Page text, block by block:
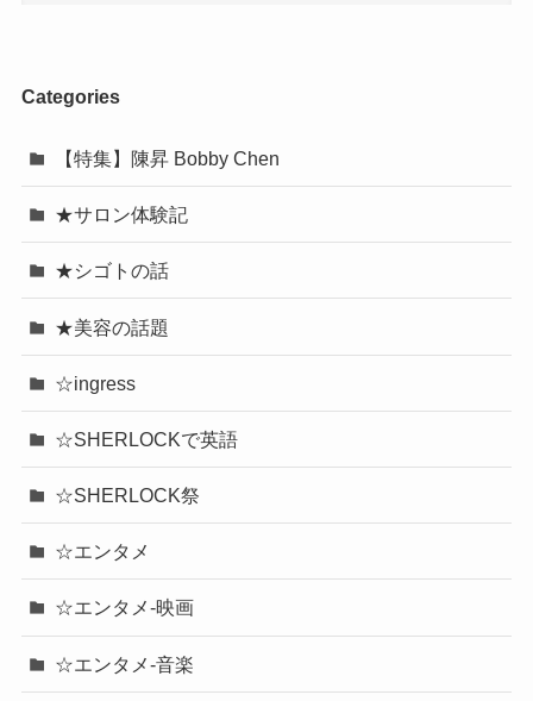
Categories
【特集】陳昇 Bobby Chen
★サロン体験記
★シゴトの話
★美容の話題
☆ingress
☆SHERLOCKで英語
☆SHERLOCK祭
☆エンタメ
☆エンタメ-映画
☆エンタメ-音楽